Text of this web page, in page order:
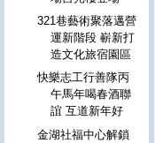
321巷藝術聚落邁營
運新階段 嶄新打
造文化旅宿園區
快樂志工行善隊丙
午馬年喝春酒聯
誼 互道新年好
金湖社福中心解鎖